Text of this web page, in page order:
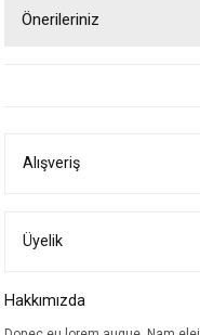
Önerileriniz
Ürün bilgilerinde hatalar
Bu ürüne benzer farklı
Alışveriş
Üyelik
Hakkımızda